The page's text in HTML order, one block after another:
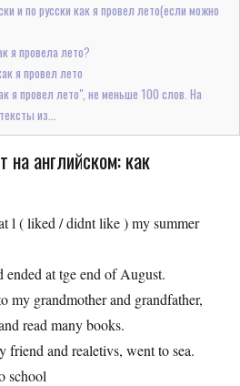
и по русски как я провел лето(если можно
я провела лето?
я провел лето
я провел лето", не меньше 100 слов. На
из...
на английском: как
l ( liked / didnt like ) my summer
ended at tge end of August.
my grandmother and grandfather,
read many books.
and realetivs, went to sea.
school